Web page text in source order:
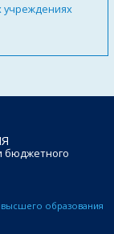
бюджетного
высшего образования